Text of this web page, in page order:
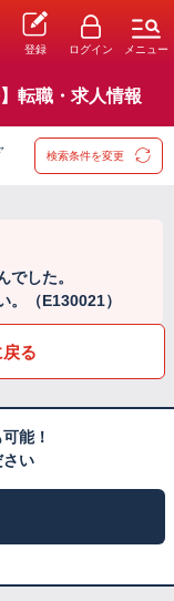
登録 ログイン メニュー
転職・求人情報
検索条件を変更
でした。
。（E130021）
る
能！
さい